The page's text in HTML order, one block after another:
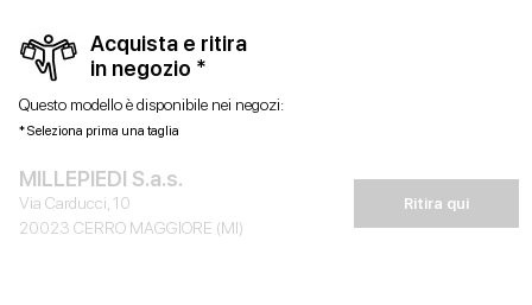
Acquista e ritira
in negozio *
Questo modello è disponibile nei negozi:
* Seleziona prima una taglia
MILLEPIEDI S.a.s.
Via Carducci, 10
20023 CERRO MAGGIORE (MI)
Ritira qui